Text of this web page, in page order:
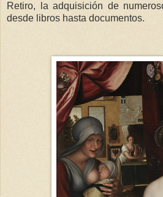
Retiro, la adquisición de
desde libros hasta documentos.